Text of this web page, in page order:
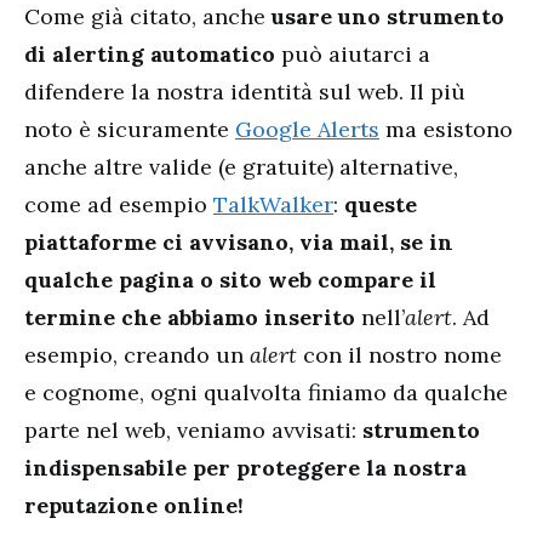
Come già citato, ancheusare uno strumento
di alerting automatico può aiutarci a
difendere la nostra identità sul web. Il più
noto è sicuramente Google Alerts ma esistono
anche altre valide (e gratuite) alternative,
come ad esempio TalkWalker: queste
piattaforme ci avvisano, via mail, se in
qualche pagina o sito web compare il
termine che abbiamo inserito nell’alert. Ad
esempio, creando un alert con il nostro nome
e cognome, ogni qualvolta finiamo da qualche
parte nel web, veniamo avvisati: strumento
indispensabile per proteggere la nostra
reputazione online!